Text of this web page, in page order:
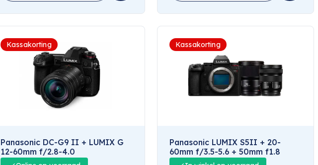
Kassakorting
Panasonic DC-G9 II + LUMIX G
12-60mm f/2.8-4.0
Kassakorting
Panasonic LUMIX S5II + 20-
60mm f/3.5-5.6 + 50mm f1.8